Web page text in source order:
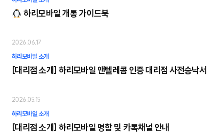
하리모바일 개통 가이드북
2026.06.17
하리모바일 소개
[대리점 소개] 하리모바일 앤텔레콤 인증 대리점 사전승낙서
2026.05.15
하리모바일 소개
[대리점 소개] 하리모바일 명함 및 카톡채널 안내